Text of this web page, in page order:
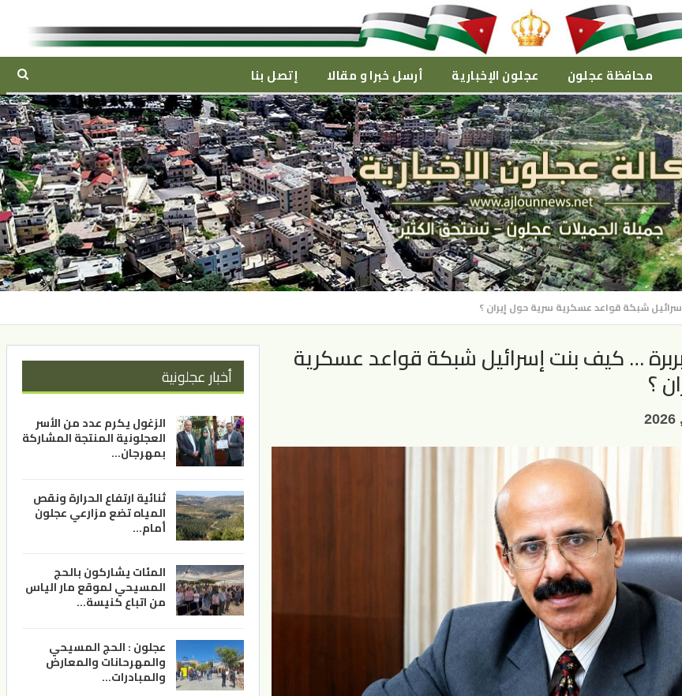
محافظة عجلون عجلون الإخبارية أرسل خبرا و مقالا إتصل بنا
شبكة قواعد عسكرية سرية حول إيران ؟
… كيف بنت إسرائيل شبكة قواعد عسكرية
؟ أخبار عجلونية
الزغول يكرم عدد من الأسر
العجلونية المنتجة المشاركة
بمهرجان…
ثنائية ارتفاع الحرارة ونقص
المياه تضع مزارعي عجلون
أمام…
المئات يشاركون بالحج
المسيحي لموقع مار الياس
من اتباع كنيسة…
عجلون : الحج المسيحي
والمهرحانات والمعارض
والمبادرات…